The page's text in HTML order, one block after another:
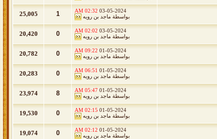
03-05-2024
02:32 AM
بواسطة ماجد بن رويه 1
25,005
03-05-2024
02:02 AM
بواسطة ماجد بن رويه 0
20,420
01-05-2024
09:22 AM
بواسطة ماجد بن رويه 0
20,782
01-05-2024
06:51 AM
بواسطة ماجد بن رويه 0
20,283
01-05-2024
05:47 AM
بواسطة ماجد بن رويه 8
23,974
01-05-2024
02:15 AM
بواسطة ماجد بن رويه 0
19,530
01-05-2024
02:12 AM
بواسطة ماجد بن رويه 0
19,074